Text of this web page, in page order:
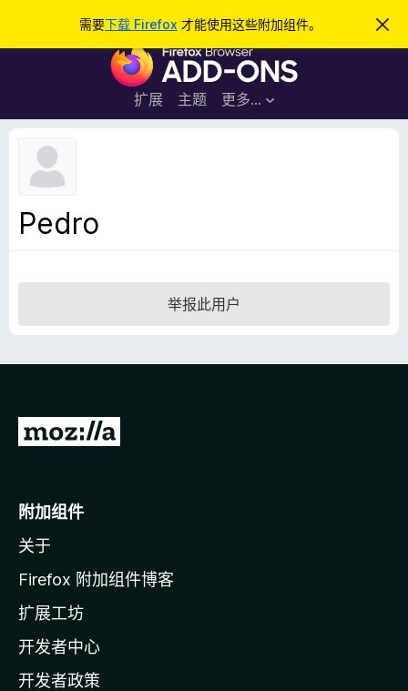
需要下载 Firefox 才能使用这些附加组件。
忽
此
F
r
e
加
组
扩展 主题 更多…
登录
Pedro
举报此用户
转
o
i
l
a
主
页
附加组件
关于
Firefox 附加组件博客
扩展工坊
开发者中心
开发者政策